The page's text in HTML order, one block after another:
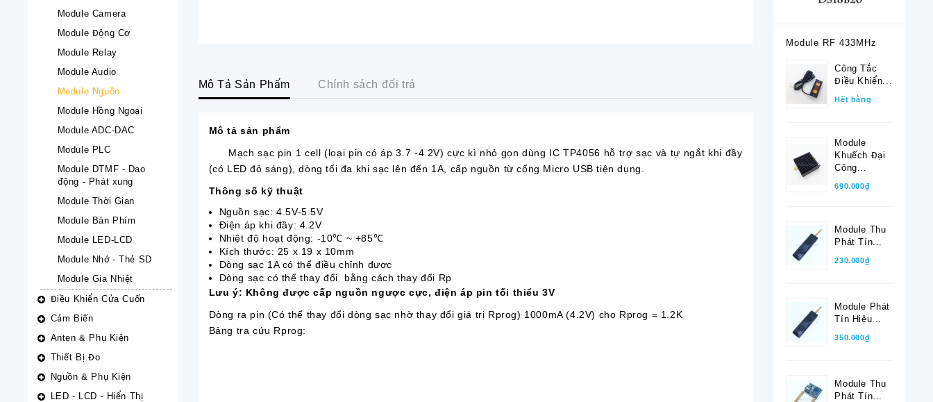
Module Camera
Module Động Cơ
Module Relay
Module Audio
Module Nguồn
Module Hồng Ngoại
Module ADC-DAC
Module PLC
Module DTMF - Dao
động - Phát xung
Module Thời Gian
Module Bàn Phím
Module LED-LCD
Module Nhớ - Thẻ SD
Module Gia Nhiệt
Điều Khiển Cửa Cuốn
Cảm Biến
Anten & Phụ Kiện
Thiết Bị Đo
Nguồn & Phụ Kiện
LED - LCD - Hiển Thị
Mô Tả Sản Phẩm Chính sách đổi trả
Mô tả sản phẩm
Mạch sạc pin 1 cell (loại pin có áp 3.7 -4.2V) cực kì nhỏ gọn dùng IC TP4056 hỗ trợ sạc và tự ngắt khi đầy
(có LED đỏ sáng), dòng tối đa khi sạc lên đến 1A, cấp nguồn từ cổng Micro USB tiện dụng.
Thông số kỹ thuật
Nguồn sạc: 4.5V-5.5V
Điện áp khi đầy: 4.2V
Nhiệt độ hoạt động: -10℃ ~ +85℃
Kích thước: 25 x 19 x 10mm
Dòng sạc 1A có thể điều chỉnh được
Dòng sạc có thể thay đổi bằng cách thay đổi Rp
Lưu ý: Không được cấp nguồn ngược cực, điện áp pin tối thiểu 3V
Dòng ra pin (Có thể thay đổi dòng sạc nhờ thay đổi giá trị Rprog) 1000mA (4.2V) cho Rprog = 1.2K
Bảng tra cứu Rprog:
Module RF 433MHz
Công Tắc
Điều Khiển...
Hết hàng
Module
Khuếch Đại
Công...
690.000₫
Module Thu
Phát Tín...
230.000₫
Module Phát
Tín Hiệu...
350.000₫
Module Thu
Phát Tín...